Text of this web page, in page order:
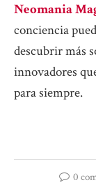
Neomania
conciencia
descubrir más
innovadores
para siempre.
0